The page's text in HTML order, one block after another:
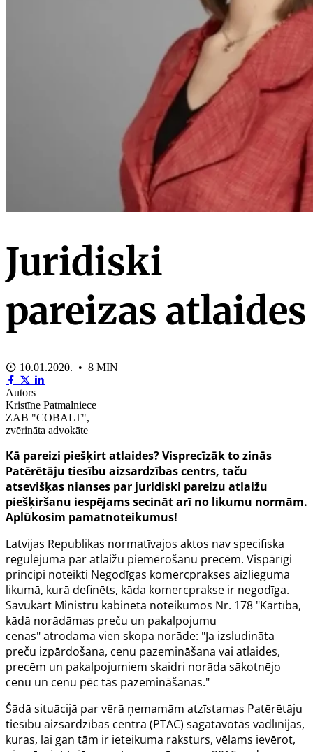
Juridiski
pareizas atlaides
10.01.2020. • 8 MIN
Autors
Kristīne Patmalniece
ZAB "COBALT",
zvērināta advokāte
Kā pareizi piešķirt atlaides? Visprecīzāk to zinās
Patērētāju tiesību aizsardzības centrs, taču
atsevišķas nianses par juridiski pareizu atlaižu
piešķiršanu iespējams secināt arī no likumu normām.
Aplūkosim pamatnoteikumus!
Latvijas Republikas normatīvajos aktos nav specifiska
regulējuma par atlaižu piemērošanu precēm. Vispārīgi
principi noteikti Negodīgas komercprakses aizlieguma
likumā, kurā definēts, kāda komercprakse ir negodīga.
Savukārt Ministru kabineta noteikumos Nr. 178 "Kārtība,
kādā norādāmas preču un pakalpojumu
cenas" atrodama vien skopa norāde: "Ja izsludināta
preču izpārdošana, cenu pazemināšana vai atlaides,
precēm un pakalpojumiem skaidri norāda sākotnējo
cenu un cenu pēc tās pazemināšanas."
Šādā situācijā par vērā ņemamām atzīstamas Patērētāju
tiesību aizsardzības centra (PTAC) sagatavotās vadlīnijas,
kuras, lai gan tām ir ieteikuma raksturs, vēlams ievērot,